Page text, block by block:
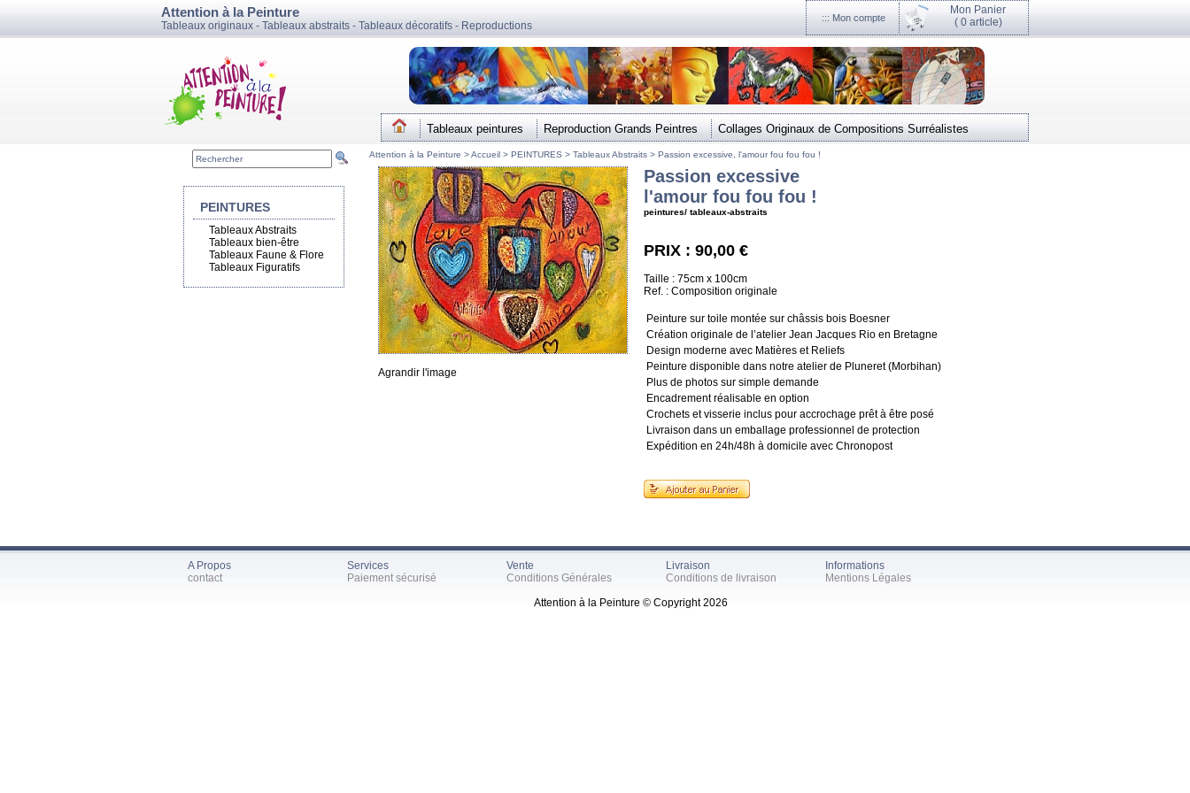
Attention à la Peinture
Tableaux originaux - Tableaux abstraits - Tableaux décoratifs - Reproductions
::: Mon compte
Mon Panier
( 0 article)
Tableaux peintures Reproduction Grands Peintres Collages Originaux de Compositions Surréalistes
Attention à la Peinture >Accueil > PEINTURES > Tableaux Abstraits > Passion excessive, l'amour fou fou fou !
Agrandir l'image
Passion excessive
l'amour fou fou fou !
peintures/ tableaux-abstraits
PRIX : 90,00 €
Taille : 75cm x 100cm
Ref. : Composition originale
Peinture sur toile montée sur châssis bois Boesner
Création originale de l’atelier Jean Jacques Rio en Bretagne
Design moderne avec Matières et Reliefs
Peinture disponible dans notre atelier de Pluneret (Morbihan)
Plus de photos sur simple demande
Encadrement réalisable en option
Crochets et visserie inclus pour accrochage prêt à être posé
Livraison dans un emballage professionnel de protection
Expédition en 24h/48h à domicile avec Chronopost
PEINTURES
Tableaux Abstraits
Tableaux bien-être
Tableaux Faune & Flore
Tableaux Figuratifs
A Propos
contact
Services
Paiement sécurisé
Vente
Conditions Générales
Livraison
Conditions de livraison
Informations
Mentions Légales
Attention à la Peinture © Copyright 2026